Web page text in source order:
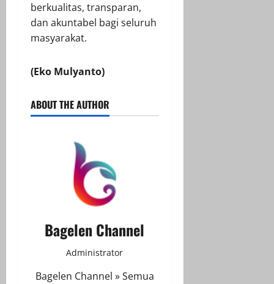
berkualitas, transparan,
dan akuntabel bagi seluruh
masyarakat.
(Eko Mulyanto)
ABOUT THE AUTHOR
Bagelen Channel
Administrator
Bagelen Channel » Semua